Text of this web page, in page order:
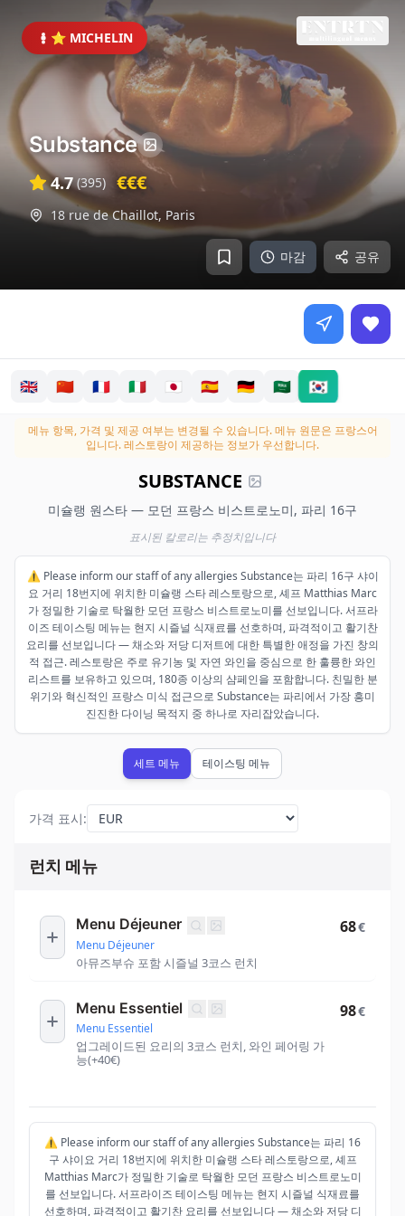
⭐ MICHELIN
마감 공유
Substance
4.7 (395) €€€
18 rue de Chaillot, Paris
🇬🇧 🇨🇳 🇫🇷 🇮🇹 🇯🇵 🇪🇸 🇩🇪 🇸🇦 🇰🇷
메뉴 항목, 가격 및 제공 여부는 변경될 수 있습니다.메뉴 원문은 프랑스어
입니다. 레스토랑이 제공하는 정보가 우선합니다.
SUBSTANCE
미슐랭 원스타 — 모던 프랑스 비스트로노미, 파리 16구
표시된 칼로리는 추정치입니다
⚠️ Please inform our staff of any allergies Substance는 파리 16구 샤이
요 거리 18번지에 위치한 미슐랭 스타 레스토랑으로, 셰프 Matthias Marc
가 정밀한 기술로 탁월한 모던 프랑스 비스트로노미를 선보입니다. 서프라
이즈 테이스팅 메뉴는 현지 시즐널 식재료를 선호하며, 파격적이고 활기찬
요리를 선보입니다 — 채소와 저당 디저트에 대한 특별한 애정을 가진 창의
적 접근. 레스토랑은 주로 유기농 및 자연 와인을 중심으로 한 훌륭한 와인
리스트를 보유하고 있으며, 180종 이상의 샴페인을 포함합니다. 친밀한 분
위기와 혁신적인 프랑스 미식 접근으로 Substance는 파리에서 가장 흥미
진진한 다이닝 목적지 중 하나로 자리잡았습니다.
세트 메뉴 테이스팅 메뉴
가격 표시:
런치 메뉴
Menu Déjeuner
Menu Déjeuner
아뮤즈부슈 포함 시즐널 3코스 런치
68€
Menu Essentiel
Menu Essentiel
업그레이드된 요리의 3코스 런치, 와인 페어링 가
능(+40€)
98€
⚠️ Please inform our staff of any allergies Substance는 파리 16
구 샤이요 거리 18번지에 위치한 미슐랭 스타 레스토랑으로, 셰프
Matthias Marc가 정밀한 기술로 탁월한 모던 프랑스 비스트로노미
를 선보입니다. 서프라이즈 테이스팅 메뉴는 현지 시즐널 식재료를
선호하며, 파격적이고 활기찬 요리를 선보입니다 — 채소와 저당 디